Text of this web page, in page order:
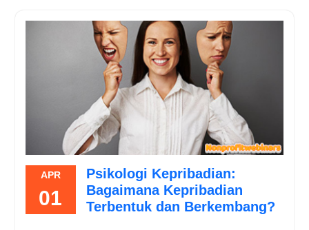
APR
01
Psikologi Kepribadian:
Bagaimana Kepribadian
Terbentuk dan Berkembang?